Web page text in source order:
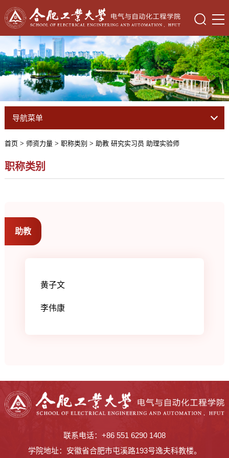
导航菜单
首页> 师资力量> 职称类别 > 助教 研究实习员 助理实验师
职称类别
助教
黄子文
李伟康
联系电话：+86 551 6290 1408
学院地址：安徽省合肥市屯溪路193号逸夫科教楼。